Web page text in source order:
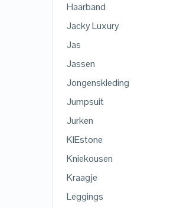
Haarband
Jacky Luxury
Jas
Jassen
Jongenskleding
Jumpsuit
Jurken
KIEstone
Kniekousen
Kraagje
Leggings